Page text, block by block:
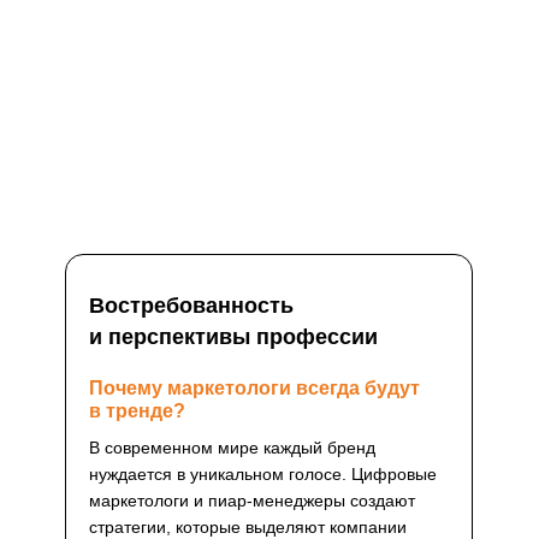
Востребованность
и перспективы профессии
В современном мире каждый бренд
нуждается в уникальном голосе. Цифровые
маркетологи и пиар-менеджеры создают
стратегии, которые выделяют компании
Почему маркетологи всегда будут
в тренде?